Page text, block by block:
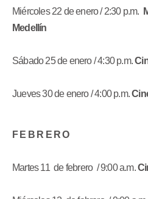
Miércoles 22 de enero / 2:30 p.m.
Medellín
Sábado 25 de enero / 4:30 p.m.
Jueves 30 de enero / 4:00 p.m.
F E B R E R O
Martes 11 de febrero / 9:00 a.m.